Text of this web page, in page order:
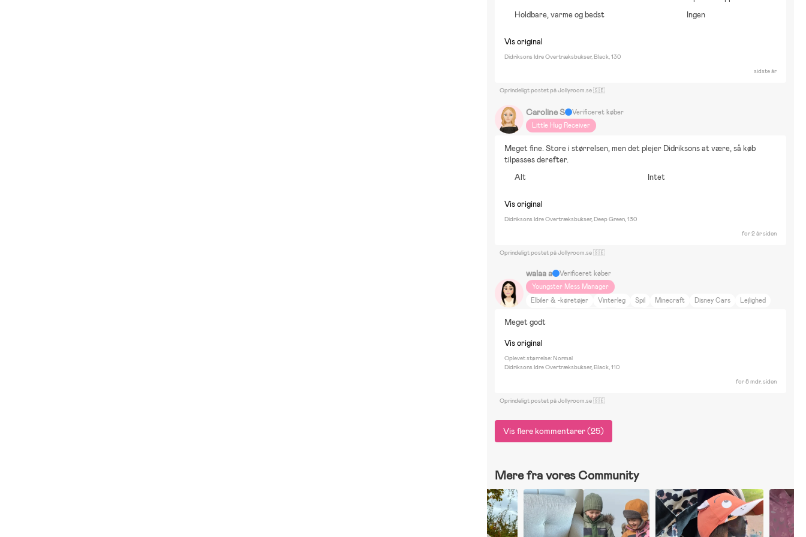
Holdbare, varme og bedst
Ingen
Vis original
Didriksons Idre Overtræksbukser, Black, 130
sidste år
Oprindeligt postet på Jollyroom.se 🇸🇪
Caroline S
Verificeret køber
Little Hug Receiver
Meget fine. Store i størrelsen, men det plejer Didriksons at være, så køb
tilpasses derefter.
Alt
Intet
Vis original
Didriksons Idre Overtræksbukser, Deep Green, 130
for 2 år siden
Oprindeligt postet på Jollyroom.se 🇸🇪
walaa a
Verificeret køber
Youngster Mess Manager
Elbiler & -køretøjer
Vinterleg Spil Minecraft Disney Cars
Lejlighed
Meget godt
Vis original
Oplevet størrelse: Normal
Didriksons Idre Overtræksbukser, Black, 110
for 8 mdr. siden
Oprindeligt postet på Jollyroom.se 🇸🇪
Vis flere kommentarer (25)
Mere fra vores Community